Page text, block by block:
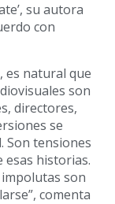
su autora
con
es natural que
son
directores,
se
Son tensiones
esas historias.
son
comenta